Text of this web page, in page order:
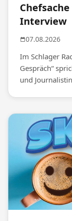
Interview
07.08.2026
Im Schlager
Gespräch“
und